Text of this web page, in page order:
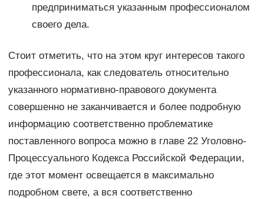
предприниматься указанным профессионалом
своего дела.
Стоит отметить, что на этом круг интересов такого
профессионала, как следователь относительно
указанного нормативно-правового документа
совершенно не заканчивается и более подробную
информацию соответственно проблематике
поставленного вопроса можно в главе 22 Уголовно-
Процессуального Кодекса Российской Федерации,
где этот момент освещается в максимально
подробном свете, а вся соответственно